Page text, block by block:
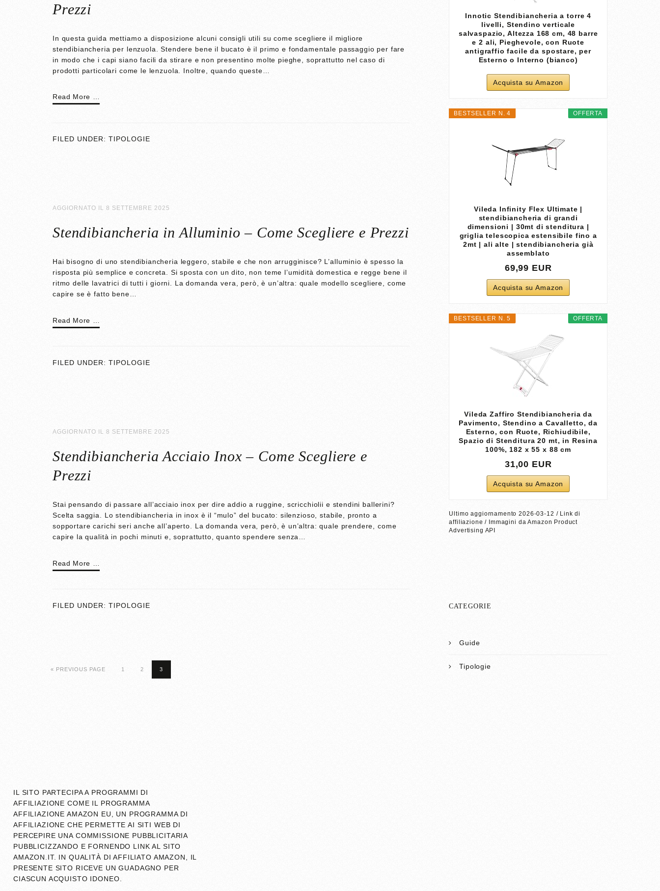
Prezzi
In questa guida mettiamo a disposizione alcuni consigli utili su come scegliere il migliore
stendibiancheria per lenzuola. Stendere bene il bucato è il primo e fondamentale passaggio per fare
in modo che i capi siano facili da stirare e non presentino molte pieghe, soprattutto nel caso di
prodotti particolari come le lenzuola. Inoltre, quando queste…
Read More …
FILED UNDER: TIPOLOGIE
AGGIORNATO IL 8 SETTEMBRE 2025
Stendibiancheria in Alluminio – Come Scegliere e Prezzi
Hai bisogno di uno stendibiancheria leggero, stabile e che non arrugginisce? L’alluminio è spesso la
risposta più semplice e concreta. Si sposta con un dito, non teme l’umidità domestica e regge bene il
ritmo delle lavatrici di tutti i giorni. La domanda vera, però, è un’altra: quale modello scegliere, come
capire se è fatto bene…
Read More …
FILED UNDER: TIPOLOGIE
AGGIORNATO IL 8 SETTEMBRE 2025
Stendibiancheria Acciaio Inox – Come Scegliere e
Prezzi
Stai pensando di passare all’acciaio inox per dire addio a ruggine, scricchiolii e stendini ballerini?
Scelta saggia. Lo stendibiancheria in inox è il “mulo” del bucato: silenzioso, stabile, pronto a
sopportare carichi seri anche all’aperto. La domanda vera, però, è un’altra: quale prendere, come
capire la qualità in pochi minuti e, soprattutto, quanto spendere senza…
Read More …
FILED UNDER: TIPOLOGIE
« PREVIOUS PAGE 1 2 3
Innotic Stendibiancheria a torre 4
livelli, Stendino verticale
salvaspazio, Altezza 168 cm, 48 barre
e 2 ali, Pieghevole, con Ruote
antigraffio facile da spostare, per
Esterno o Interno (bianco)
Acquista su Amazon
OFFERTA
BESTSELLER N. 4
Vileda Infinity Flex Ultimate |
stendibiancheria di grandi
dimensioni | 30mt di stenditura |
griglia telescopica estensibile fino a
2mt | ali alte | stendibiancheria già
assemblato
69,99 EUR
Acquista su Amazon
OFFERTA
BESTSELLER N. 5
Vileda Zaffiro Stendibiancheria da
Pavimento, Stendino a Cavalletto, da
Esterno, con Ruote, Richiudibile,
Spazio di Stenditura 20 mt, in Resina
100%, 182 x 55 x 88 cm
31,00 EUR
Acquista su Amazon
Ultimo aggiornamento 2026-03-12 / Link di
affiliazione / Immagini da Amazon Product
Advertising API
CATEGORIE
Guide
Tipologie
IL SITO PARTECIPA A PROGRAMMI DI
AFFILIAZIONE COME IL PROGRAMMA
AFFILIAZIONE AMAZON EU, UN PROGRAMMA DI
AFFILIAZIONE CHE PERMETTE AI SITI WEB DI
PERCEPIRE UNA COMMISSIONE PUBBLICITARIA
PUBBLICIZZANDO E FORNENDO LINK AL SITO
AMAZON.IT. IN QUALITÀ DI AFFILIATO AMAZON, IL
PRESENTE SITO RICEVE UN GUADAGNO PER
CIASCUN ACQUISTO IDONEO.